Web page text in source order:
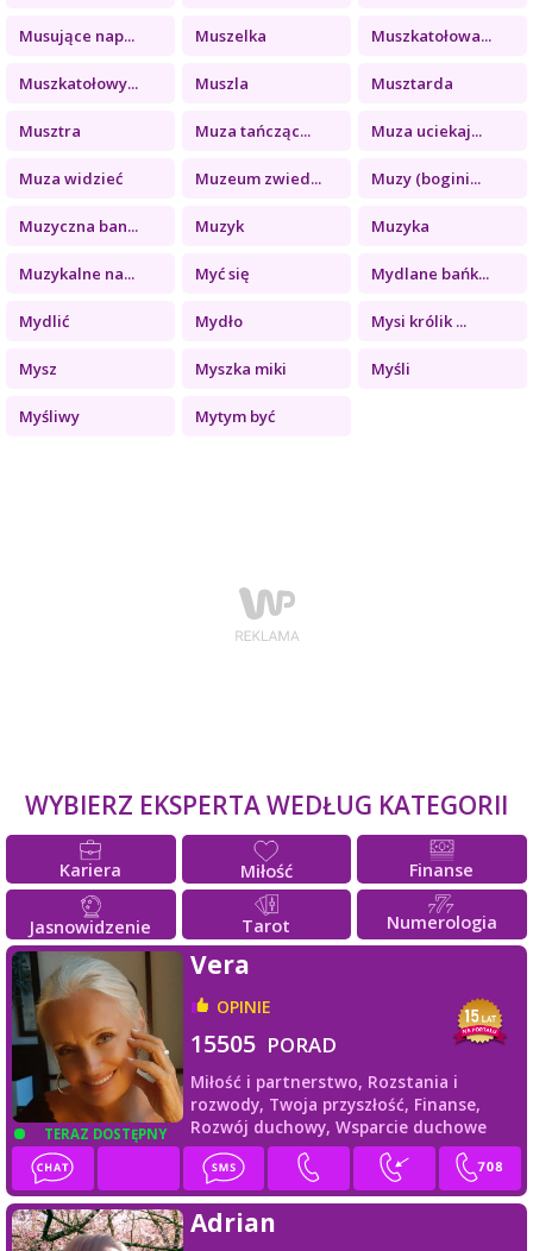
Musujące nap... Muszelka Muszkatołowa...
Muszkatołowy... Muszla Musztarda
Musztra Muza tańcząc... Muza uciekaj...
Muza widzieć Muzeum zwied... Muzy (bogini...
Muzyczna ban... Muzyk Muzyka
Muzykalne na... Myć się Mydlane bańk...
Mydlić Mydło Mysi królik ...
Mysz Myszka miki Myśli
Myśliwy Mytym być
WYBIERZ EKSPERTA WEDŁUG KATEGORII
Kariera Miłość Finanse
Jasnowidzenie Tarot Numerologia
TERAZ DOSTĘPNY
Vera
OPINIE
15505 PORAD
Miłość i partnerstwo, Rozstania i
rozwody, Twoja przyszłość, Finanse,
Rozwój duchowy, Wsparcie duchowe
Adrian